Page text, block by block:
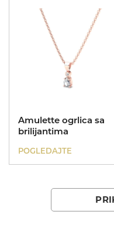
Amulette ogrlica sa
brilijantima
POGLEDAJTE